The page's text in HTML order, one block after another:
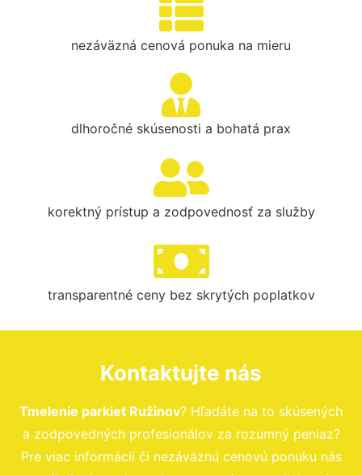
nezáväzná cenová ponuka na mieru
dlhoročné skúsenosti a bohatá prax
korektný prístup a zodpovednosť za služby
transparentné ceny bez skrytých poplatkov
Kontaktujte nás
Tmelenie parkiet Ružinov? Hľadáte na to skúsených
a zodpovedných profesionálov za rozumný peniaz?
Pre viac informácií či nezáväznú cenovú ponuku nás